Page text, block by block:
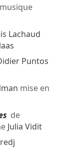
Lachaud
Puntos
mise en
de
Julia Vidit